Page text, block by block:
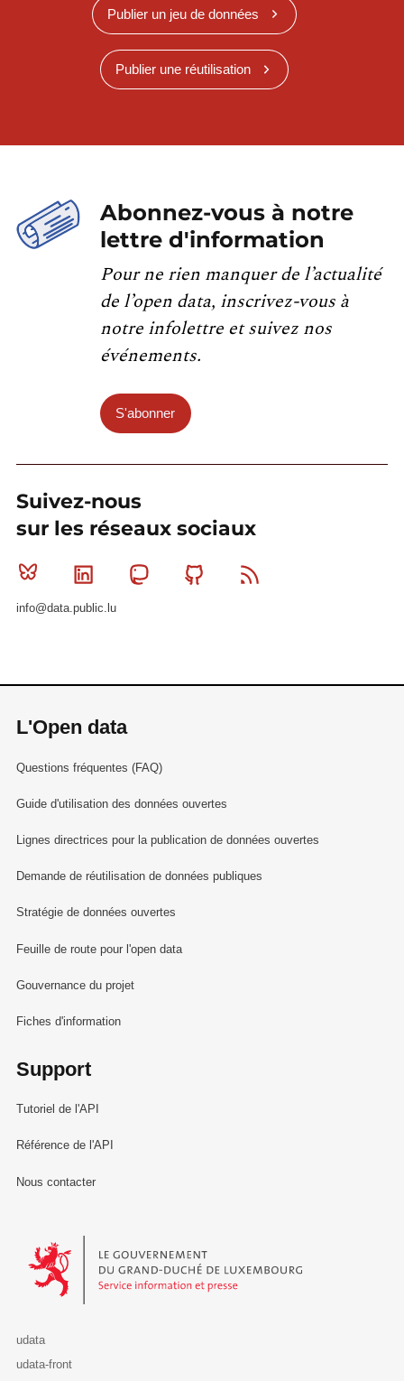
Publier un jeu de données
Publier une réutilisation
Abonnez-vous à notre
lettre d'information
Pour ne rien manquer de l’actualité
de l’open data, inscrivez-vous à
notre infolettre et suivez nos
événements.
S'abonner
Suivez-nous
sur les réseaux sociaux
Bluesky Linkedin MastodonGithub
info@data.public.lu
L'Open data
Questions fréquentes (FAQ)
Guide d'utilisation des données ouvertes
Lignes directrices pour la publication de données ouvertes
Demande de réutilisation de données publiques
Stratégie de données ouvertes
Feuille de route pour l'open data
Gouvernance du projet
Fiches d'information
Support
Tutoriel de l'API
Référence de l'API
Nous contacter
Le Gouvernement du Grand-Duché de Luxembourg - Service
udata
udata-front